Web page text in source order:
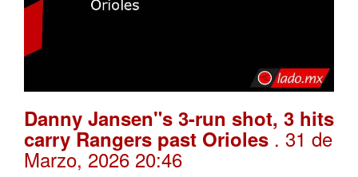
Danny Jansen"s 3-run shot, 3 hits
carry Rangers past Orioles . 31 de
Marzo, 2026 20:46